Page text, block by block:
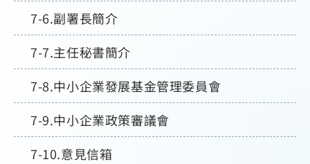
副署長簡介
主任秘書簡介
中小企業發展基金管理委員會
中小企業政策審議會
意見信箱